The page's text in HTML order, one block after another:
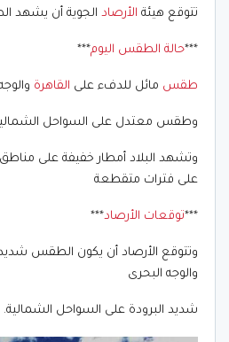
تتوقع هيئة الأرصاد الجوية أن يشهد
***حالة الطقس اليوم***
طقس مائل للدفء على القاهرة
وطقس معتدل على السواحل
وتشهد البلاد أمطار خفيفة على
على فترات متقطعة
***توقعات الأرصاد***
وتتوقع الأرصاد أن يكون الطقس شديد
والوجه البحرى
شديد البرودة على السواحل الشمالية.